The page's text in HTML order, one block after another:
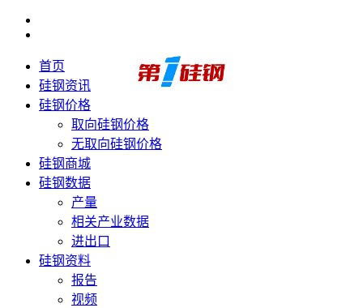
首页
硅钢资讯
硅钢价格
取向硅钢价格
无取向硅钢价格
硅钢商城
硅钢数据
产量
相关产业数据
进出口
硅钢资料
报告
视频